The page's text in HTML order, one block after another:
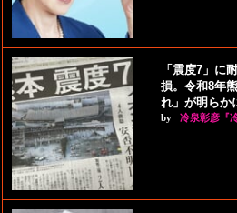
「震度7」に
損。令和8年
れ」が明らか
by 冷泉彰彦『